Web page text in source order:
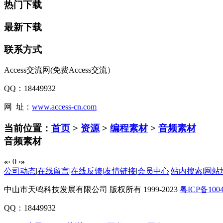
热门下载
最新下载
联系方式
Access交流网(免费Access交流）
QQ：18449932
网 址： www.access-cn.com
当前位置： 首页 > 资源 > 编程素材> 音频素材
音频素材
«‹ 0 ›»
公司动态|在线留言|在线反馈|友情链接|会员中心|站内搜索|网站
中山市天鸣科技发展有限公司 版权所有 1999-2023 粤ICP备
QQ：18449932